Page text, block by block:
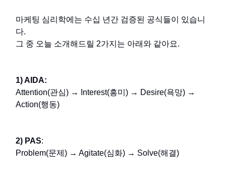
마케팅 심리학에는 수십 년간 검증된 공식들이 있습니
다.
그 중 오늘 소개해드릴 2가지는 아래와 같아요.
1) AIDA:
Attention(관심) → Interest(흥미) → Desire(욕망) →
Action(행동)
2) PAS:
Problem(문제) → Agitate(심화) → Solve(해결)